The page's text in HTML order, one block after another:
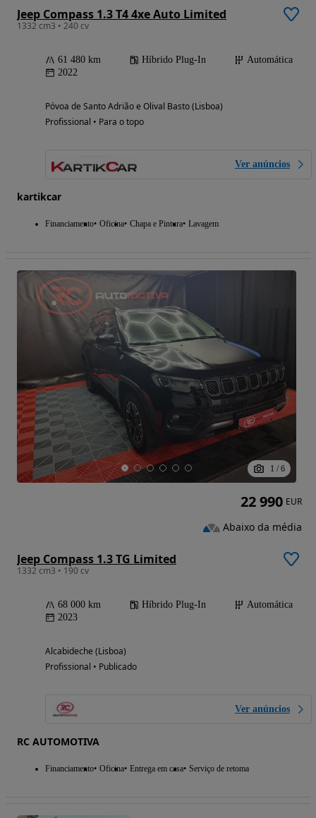
Jeep Compass 1.3 T4 4xe Auto Limited
1332 cm3 • 240 cv
61 480 km Híbrido Plug-In
Automática
2022
Póvoa de Santo Adrião e Olival Basto (Lisboa)
Profissional • Para o topo
Ver anúncios
kartikcar
Financiamento Oficina Chapa e Pintura Lavagem
1 / 6
Jeep Compass 1.3 TG Limited
1332 cm3 • 190 cv
68 000 km Híbrido Plug-In
Automática
2023
Alcabideche (Lisboa)
Profissional • Publicado
Ver anúncios
RC AUTOMOTIVA
Financiamento Oficina Entrega em casa Serviço de retoma
22 990 EUR
Abaixo da média